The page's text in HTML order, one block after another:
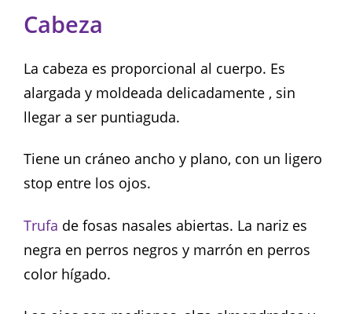
Cabeza
La cabeza es proporcional al cuerpo. Es
alargada y moldeada delicadamente , sin
llegar a ser puntiaguda.
Tiene un cráneo ancho y plano, con un ligero
stop entre los ojos.
Trufa de fosas nasales abiertas. La nariz es
negra en perros negros y marrón en perros
color hígado.